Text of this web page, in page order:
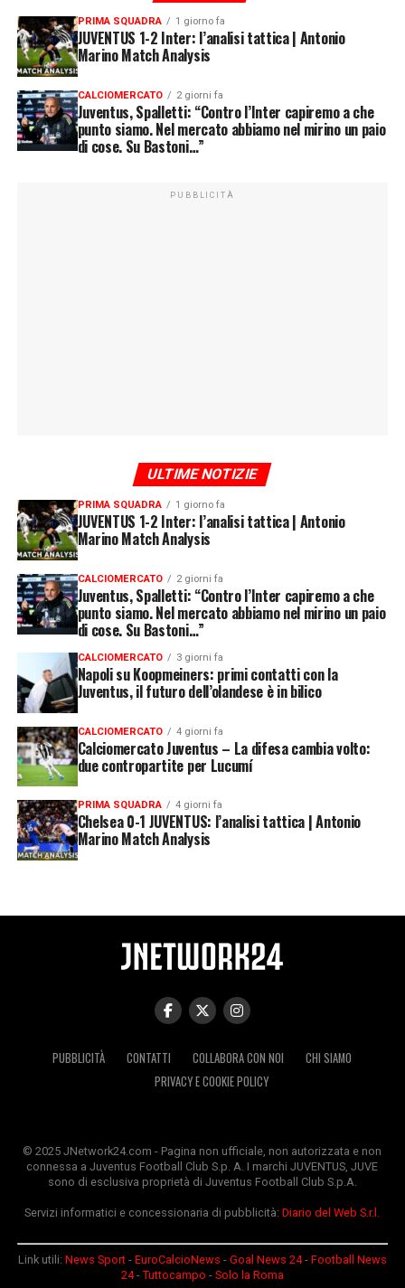
PRIMA SQUADRA 1 giorno fa
JUVENTUS 1-2 Inter: l’analisi tattica | Antonio
Marino Match Analysis
CALCIOMERCATO 2 giorni fa
Juventus, Spalletti: “Contro l’Inter capiremo a che
punto siamo. Nel mercato abbiamo nel mirino un paio
di cose. Su Bastoni…”
PUBBLICITÀ
ULTIME NOTIZIE
PRIMA SQUADRA 1 giorno fa
JUVENTUS 1-2 Inter: l’analisi tattica | Antonio
Marino Match Analysis
CALCIOMERCATO 2 giorni fa
Juventus, Spalletti: “Contro l’Inter capiremo a che
punto siamo. Nel mercato abbiamo nel mirino un paio
di cose. Su Bastoni…”
CALCIOMERCATO 3 giorni fa
Napoli su Koopmeiners: primi contatti con la
Juventus, il futuro dell’olandese è in bilico
CALCIOMERCATO 4 giorni fa
Calciomercato Juventus – La difesa cambia volto:
due contropartite per Lucumí
PRIMA SQUADRA 4 giorni fa
Chelsea 0-1 JUVENTUS: l’analisi tattica | Antonio
Marino Match Analysis
PUBBLICITÀ CONTATTI COLLABORA CON NOI
CHI SIAMO
PRIVACY E COOKIE POLICY
© 2025 JNetwork24.com - Pagina non ufficiale, non autorizzata e non
connessa a Juventus Football Club S.p. A. I marchi JUVENTUS, JUVE
sono di esclusiva proprietà di Juventus Football Club S.p.A.
Servizi informatici e concessionaria di pubblicità:Diario del Web S.r.l.
Link utili: News Sport- EuroCalcioNews - Goal News 24- Football News
24- Tuttocampo - Solo la Roma